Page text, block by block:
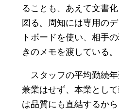
ることも、あえて文書
図る。周知には専用の
トボードを使い、相手
きのメモを渡している。
スタッフの平均勤続
兼業はせず、本業とし
は品質にも直結するか